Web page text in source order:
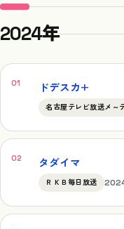
2024年
ドデスカ+
名古屋テレビ放送メ～
タダイマ
ＲＫＢ毎日放送